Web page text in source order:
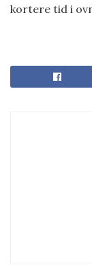
kortere tid i